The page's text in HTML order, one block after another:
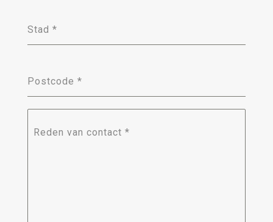
Stad *
Postcode *
Reden van contact *